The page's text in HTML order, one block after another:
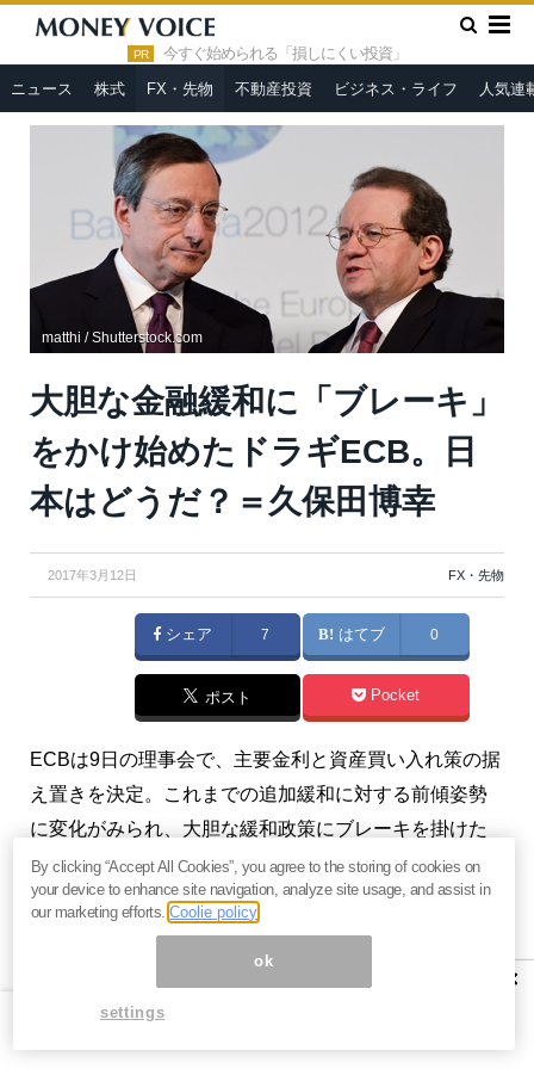
PR 今すぐ始められる「損しにくい投資」
ニュース 株式 FX・先物 不動産投資 ビジネス・ライフ 人気連
HOME » FX・先物 »
大胆な金融緩和に「ブレーキ」をかけ始
めたドラギECB。日本はどうだ？＝久保田博幸
matthi / Shutterstock.com
大胆な金融緩和に「ブレーキ」
をかけ始めたドラギECB。日
本はどうだ？＝久保田博幸
2017年3月12日 FX・先物
シェア 7 はてブ 0
ポスト Pocket
ECBは9日の理事会で、主要金利と資産買い入れ策の据
え置きを決定。これまでの追加緩和に対する前傾姿勢
に変化がみられ、大胆な緩和政策にブレーキを掛けた
格好となった。（『牛さん熊さんの本日の債券』久保
田博幸）
牛さん熊さんの本日の債券
方に発行いたします。また、昼にコラムの配信も行な
います。興味を持たれた方はぜひこの機会に
て無料のお試し購読をどうぞ。
×
By clicking “Accept All Cookies”, you agree to the storing of cookies on
your device to enhance site navigation, analyze site usage, and assist in
our marketing efforts.Coolie policy
ok
settings